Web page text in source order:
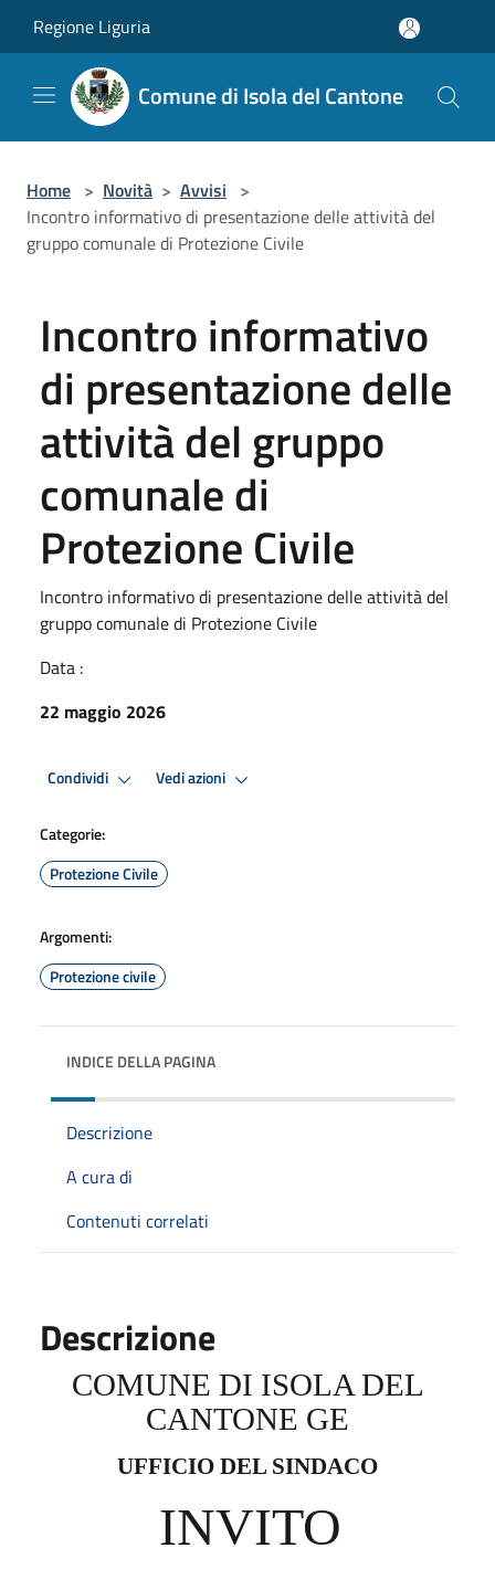
Regione Liguria
Comune di Isola del Cantone
Home > Novità > Avvisi >
Incontro informativo di presentazione delle attività del
gruppo comunale di Protezione Civile
Incontro informativo
di presentazione delle
attività del gruppo
comunale di
Protezione Civile
Incontro informativo di presentazione delle attività del
gruppo comunale di Protezione Civile
Data :
22 maggio 2026
Condividi Vedi azioni
Categorie:
Protezione Civile
Argomenti:
Protezione civile
INDICE DELLA PAGINA
Descrizione
A cura di
Contenuti correlati
Descrizione
COMUNE DI ISOLA DEL
CANTONE GE
UFFICIO DEL SINDACO
INVITO